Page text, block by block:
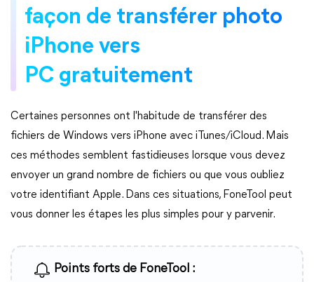
façon de transférer photo
iPhone vers
PC gratuitement
Certaines personnes ont l'habitude de transférer des
fichiers de Windows vers iPhone avec iTunes/iCloud. Mais
ces méthodes semblent fastidieuses lorsque vous devez
envoyer un grand nombre de fichiers ou que vous oubliez
votre identifiant Apple. Dans ces situations, FoneTool peut
vous donner les étapes les plus simples pour y parvenir.
Points forts de FoneTool :